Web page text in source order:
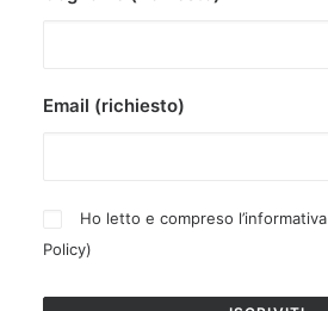
Email (richiesto)
Ho letto e compreso
Policy)